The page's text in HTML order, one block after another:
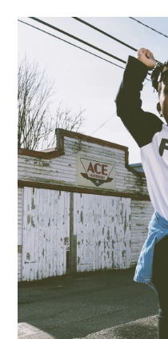
建
良
好
關
係
的
完
整
教
學
孩
怎
麼
教？
臨
床
心
理
學
家
教